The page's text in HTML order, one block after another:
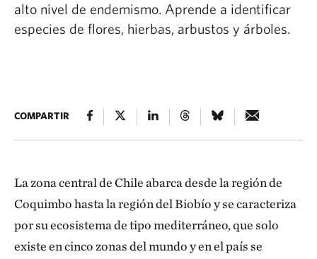
alto nivel de endemismo. Aprende a identificar
especies de flores, hierbas, arbustos y árboles.
COMPARTIR
La zona central de Chile abarca desde la región de
Coquimbo hasta la región del Biobío y se caracteriza
por su ecosistema de tipo mediterráneo, que solo
existe en cinco zonas del mundo y en el país se